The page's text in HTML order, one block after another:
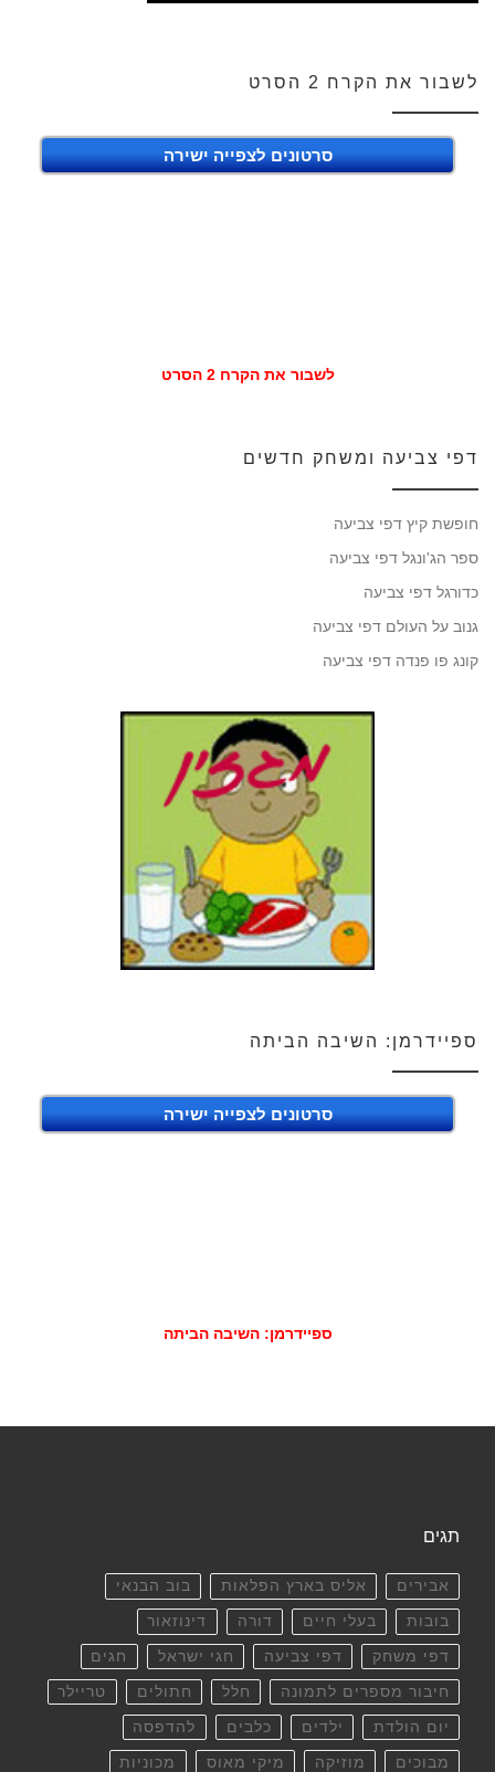
לשבור את הקרח 2 הסרט
סרטונים לצפייה ישירה
לשבור את הקרח 2 הסרט
דפי צביעה ומשחק חדשים
חופשת קיץ דפי צביעה
ספר הג'ונגל דפי צביעה
כדורגל דפי צביעה
גנוב על העולם דפי צביעה
קונג פו פנדה דפי צביעה
ספיידרמן: השיבה הביתה
סרטונים לצפייה ישירה
ספיידרמן: השיבה הביתה
תגים
אבירים אליס בארץ הפלאות בוב הבנאי
בובות בעלי חיים דורה דינוזאור
דפי משחק דפי צביעה חגי ישראל חגים
חיבור מספרים לתמונה חלל חתולים טריילר
יום הולדת ילדים כלבים להדפסה
מבוכים מוזיקה מיקי מאוס מכוניות